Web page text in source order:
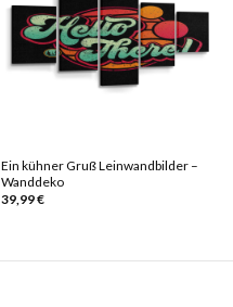
Ein kühner Gruß Leinwandbilder –
Wanddeko
39,99€